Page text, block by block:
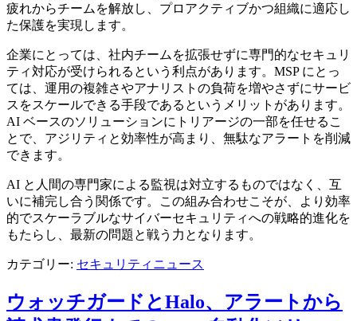
疲れからチームを解放し、プロアクティブかつ組織に適応し
た保護を実現します。
企業にとっては、社内チームを拡張せずに専門的なセキュリ
ティ対応が受けられるという利点があります。MSP にとっ
ては、運用の複雑さやアナリストの負荷を増やさずにサービ
スをスケールできる手段であるというメリットがあります。
AI ベースのソリューションにトリアージの一部を任せるこ
とで、アジリティと効率性が高まり、無駄なアラートを削減
できます。
AI と人間の専門家による監視は対立するものではなく、互
いに補完し合う関係です。この組み合わせこそが、より効率
的でスケーラブルなサイバーセキュリティへの戦略的進化を
もたらし、最新の問題と戦う力となります。
カテゴリー: セキュリティニュース
ウォッチガードとHalo、アラートから